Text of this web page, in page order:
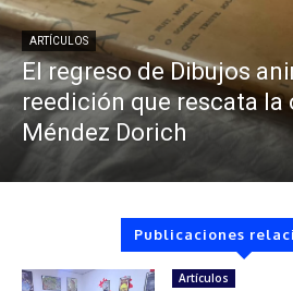
ARTÍCULOS
El regreso de Dibujos
reedición que rescata la
Méndez Dorich
Publicaciones
Artículos